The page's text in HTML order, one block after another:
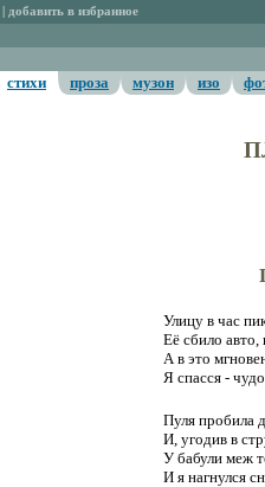
добавить в избранное
стихи проза музон изо
Улицу в час
Её сбило авто,
А в это
Я спасся -
Пуля пробила
И, угодив в
У бабули меж
И я нагнулся